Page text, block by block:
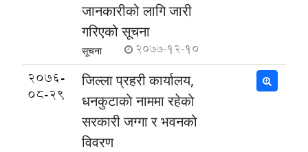
जानकारीको लागि जारी
गरिएको सूचना
सूचना 2077-12-10
2076-
08-29
जिल्ला प्रहरी कार्यालय,
धनकुटाकाे नाममा रहेकाे
सरकारी जग्गा र भवनको
विवरण